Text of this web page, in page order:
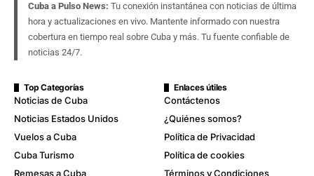
Cuba a Pulso News: Tu conexión instantánea con noticias de última
hora y actualizaciones en vivo. Mantente informado con nuestra
cobertura en tiempo real sobre Cuba y más. Tu fuente confiable de
noticias 24/7.
Top Categorías
Noticias de Cuba
Noticias Estados Unidos
Vuelos a Cuba
Cuba Turismo
Remesas a Cuba
Enlaces útiles
Contáctenos
¿Quiénes somos?
Política de Privacidad
Política de cookies
Términos y Condiciones